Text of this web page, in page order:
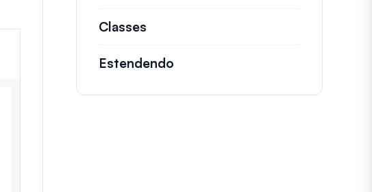
Classes
Estendendo